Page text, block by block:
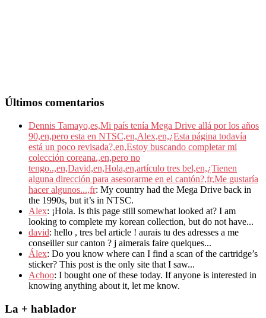
Últimos comentarios
Dennis Tamayo,es,Mi país tenía Mega Drive allá por los años
90,en,pero esta en NTSC,en,Alex,en,¿Esta página todavía
está un poco revisada?,en,Estoy buscando completar mi
colección coreana.,en,pero no
tengo..,en,David,en,Hola,en,artículo tres bel,en,¿Tienen
alguna dirección para asesorarme en el cantón?,fr,Me gustaría
hacer algunos...,fr: My country had the Mega Drive back in
the 1990s, but it’s in NTSC.
Alex: ¡Hola. Is this page still somewhat looked at? I am
looking to complete my korean collection, but do not have...
david: hello , tres bel article ! aurais tu des adresses a me
conseiller sur canton ? j aimerais faire quelques...
Álex: Do you know where can I find a scan of the cartridge’s
sticker? This post is the only site that I saw...
Achoo: I bought one of these today. If anyone is interested in
knowing anything about it, let me know.
La + hablador